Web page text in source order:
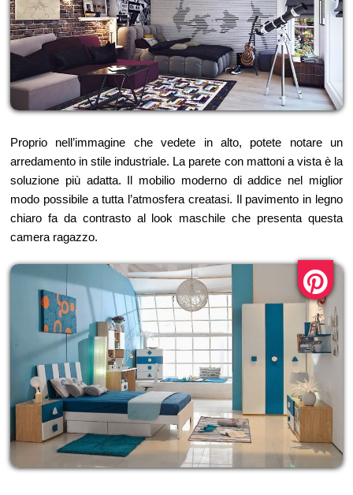
Proprio nell’immagine che vedete in alto, potete notare un
arredamento in stile industriale. La parete con mattoni a vista è la
soluzione più adatta. Il mobilio moderno di addice nel miglior
modo possibile a tutta l’atmosfera creatasi. Il pavimento in legno
chiaro fa da contrasto al look maschile che presenta questa
camera ragazzo.